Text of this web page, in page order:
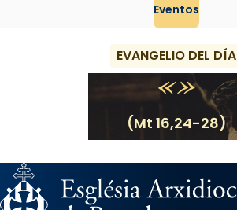
Eventos
EVANGELIO DEL DÍA
(Mt 16,24-28)